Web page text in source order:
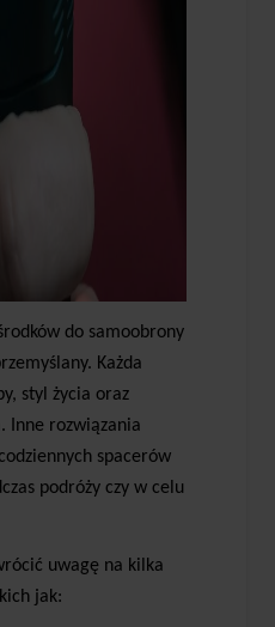
do samoobrony
Każda
styl życia oraz
Inne rozwiązania
spacerów
podróży czy w celu
uwagę na kilka
jak: